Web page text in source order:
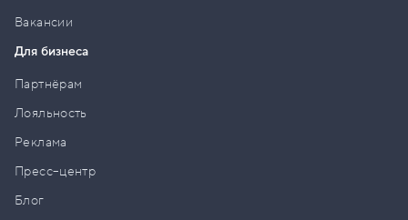
Вакансии
Для бизнеса
Партнёрам
Лояльность
Реклама
Пресс–центр
Блог